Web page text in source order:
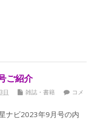
ご紹介
日 雑誌・書籍
コメ
ナビ2023年9月号の内